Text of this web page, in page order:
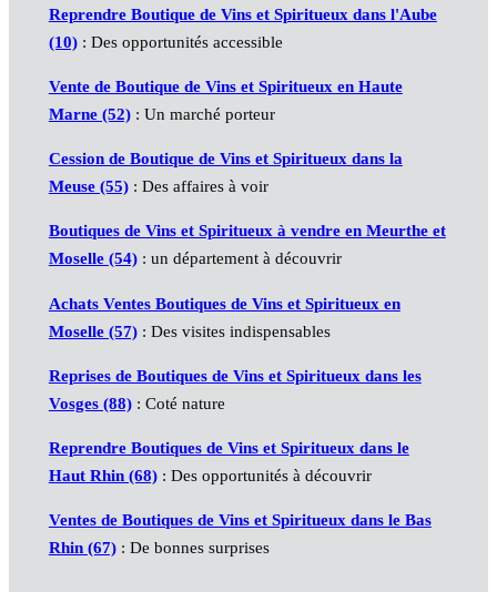
Reprendre Boutique de Vins et Spiritueux dans l'Aube
(10): Des opportunités accessible
Vente de Boutique de Vins et Spiritueux en Haute
Marne (52): Un marché porteur
Cession de Boutique de Vins et Spiritueux dans la
Meuse (55): Des affaires à voir
Boutiques de Vins et Spiritueux à vendre en Meurthe et
Moselle (54): un département à découvrir
Achats Ventes Boutiques de Vins et Spiritueux en
Moselle (57): Des visites indispensables
Reprises de Boutiques de Vins et Spiritueux dans les
Vosges (88): Coté nature
Reprendre Boutiques de Vins et Spiritueux dans le
Haut Rhin (68): Des opportunités à découvrir
Ventes de Boutiques de Vins et Spiritueux dans le Bas
Rhin (67): De bonnes surprises